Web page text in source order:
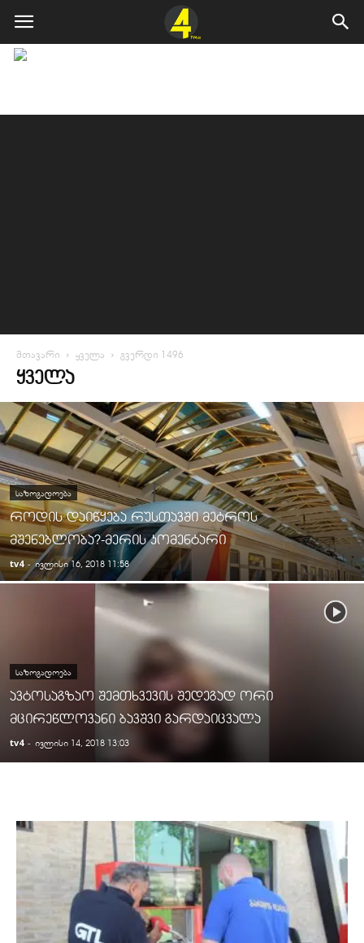
მთავარი ყველა გვერდი 1496
ᲧᲕᲔᲚᲐ
ᲡᲐᲖᲝᲒᲐᲓᲝᲔᲑᲐ
როდის დაიწყება რუსთავში მეტროს
მშენებლობა?-მერის კომენტარი
tv4 - ივლისი 16, 2018 11:58
ᲡᲐᲖᲝᲒᲐᲓᲝᲔᲑᲐ
ავტოსაგზაო შემთხვევის შედეგად ორი
მცირეწლოვანი ბავშვი გარდაიცვალა
tv4 - ივლისი 14, 2018 13:03